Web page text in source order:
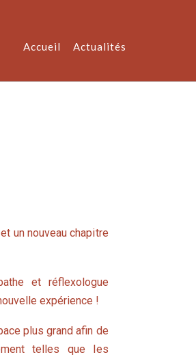
Accueil Actualités
un nouveau chapitre
et réflexologue
expérience !
plus grand afin de
telles que les